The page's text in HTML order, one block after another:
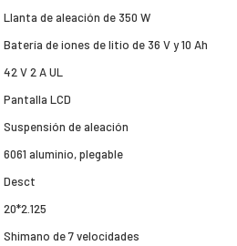
Llanta de aleación de 350 W
Batería de iones de litio de 36 V y 10 Ah
42 V 2 A UL
Pantalla LCD
Suspensión de aleación
6061 aluminio, plegable
Desct
20*2.125
Shimano de 7 velocidades